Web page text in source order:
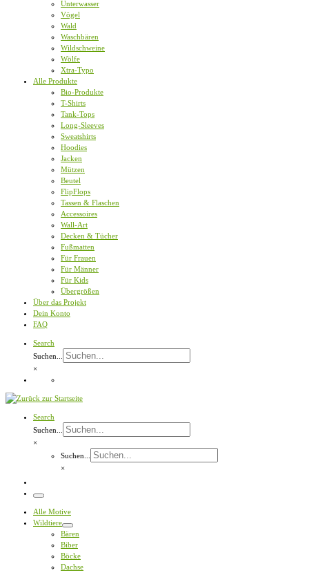
Unterwasser
Vögel
Wald
Waschbären
Wildschweine
Wölfe
Xtra-Typo
Alle Produkte
Bio-Produkte
T-Shirts
Tank-Tops
Long-Sleeves
Sweatshirts
Hoodies
Jacken
Mützen
Beutel
FlipFlops
Tassen & Flaschen
Accessoires
Wall-Art
Decken & Tücher
Fußmatten
Für Frauen
Für Männer
Für Kids
Übergrößen
Über das Projekt
Dein Konto
FAQ
Search
Suchen...
×
Search
Suchen...
×
Suchen...
×
Menü
Alle Motive
Wildtiere
Bären
Biber
Böcke
Dachse